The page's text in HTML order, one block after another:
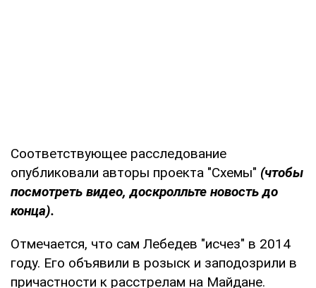
Соответствующее расследование
опубликовали авторы проекта "Схемы" (чтобы
посмотреть видео, доскролльте новость до
конца).
Отмечается, что сам Лебедев "исчез" в 2014
году. Его объявили в розыск и заподозрили в
причастности к расстрелам на Майдане.